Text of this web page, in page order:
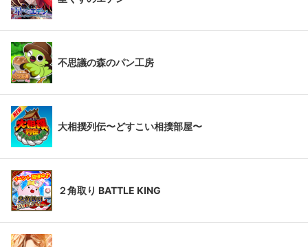
不思議の森のパン工房
大相撲列伝〜どすこい相撲部屋〜
２角取り BATTLE KING